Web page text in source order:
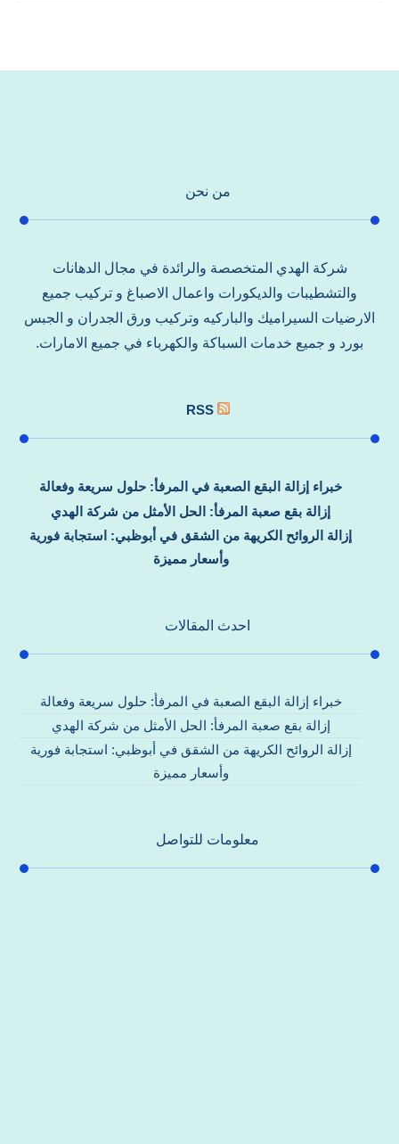
من نحن
شركة الهدي المتخصصة والرائدة في مجال الدهانات
والتشطيبات والديكورات واعمال الاصباغ و تركيب جميع
الارضيات السيراميك والباركيه وتركيب ورق الجدران و الجبس
بورد و جميع خدمات السباكة والكهرباء في جميع الامارات.
RSS
خبراء إزالة البقع الصعبة في المرفأ: حلول سريعة وفعالة
إزالة بقع صعبة المرفأ: الحل الأمثل من شركة الهدي
إزالة الروائح الكريهة من الشقق في أبوظبي: استجابة فورية
وأسعار مميزة
احدث المقالات
خبراء إزالة البقع الصعبة في المرفأ: حلول سريعة وفعالة
إزالة بقع صعبة المرفأ: الحل الأمثل من شركة الهدي
إزالة الروائح الكريهة من الشقق في أبوظبي: استجابة فورية
وأسعار مميزة
معلومات للتواصل